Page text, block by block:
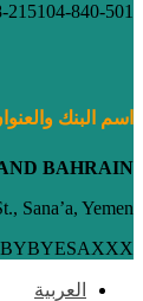
215104-840-501
اسم البنك
BAHRAIN
Sana’a, Yemen
العربية